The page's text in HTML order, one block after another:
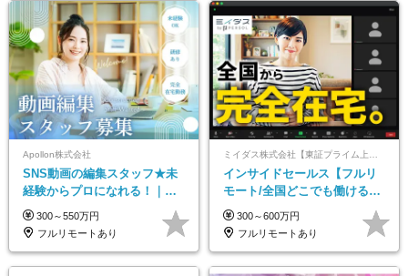
Apollon株式会社
SNS動画の編集スタッフ★未
経験からプロになれる！｜お
うちで働くフルリモート｜残
業ゼロで18時退勤◎
300～550万円
フルリモートあり
インサイドセールス【フルリ
モート/全国どこでも働ける】
未経験OK*土日祝休み*残業少
なめ*在宅勤務手当あり
300～600万円
フルリモートあり